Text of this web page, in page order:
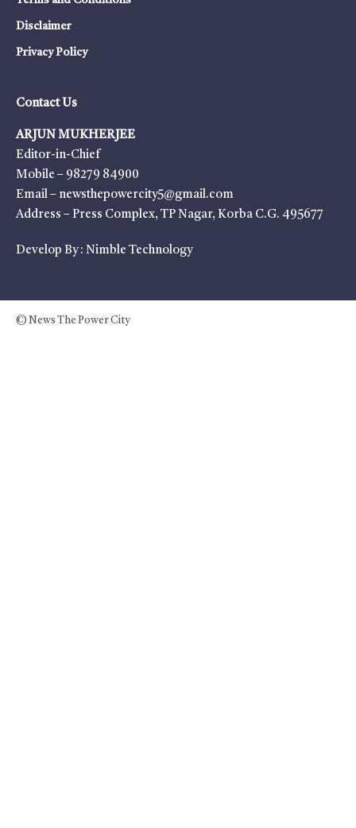
Disclaimer
Privacy Policy
Contact Us
ARJUN MUKHERJEE
Editor-in-Chief
Mobile – 98279 84900
Email – newsthepowercity5@gmail.com
Address – Press Complex, TP Nagar, Korba C.G. 495677
Develop By : Nimble Technology
© News The Power City